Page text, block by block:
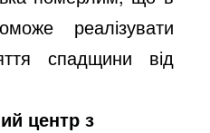
реалізувати
спадщини від
центр з